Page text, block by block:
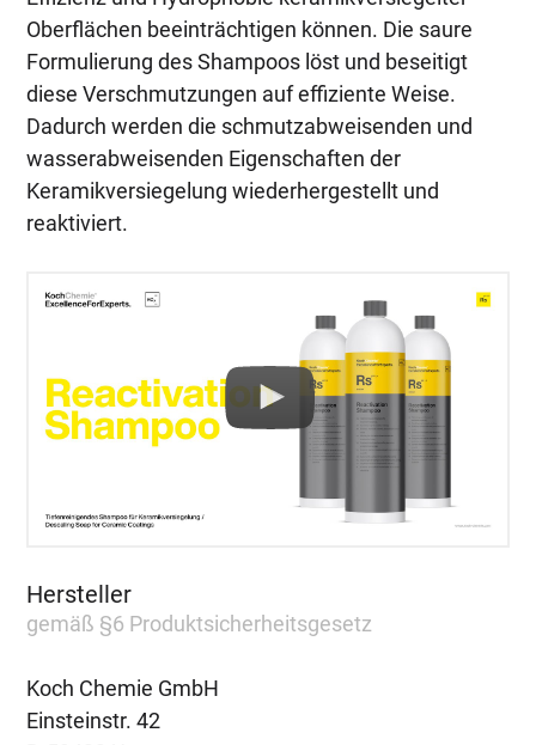
Oberflächen beeinträchtigen können. Die saure
Formulierung des Shampoos löst und beseitigt
diese Verschmutzungen auf effiziente Weise.
Dadurch werden die schmutzabweisenden und
wasserabweisenden Eigenschaften der
Keramikversiegelung wiederhergestellt und
reaktiviert.
Hersteller
gemäß §6 Produktsicherheitsgesetz
Koch Chemie GmbH
Einsteinstr. 42